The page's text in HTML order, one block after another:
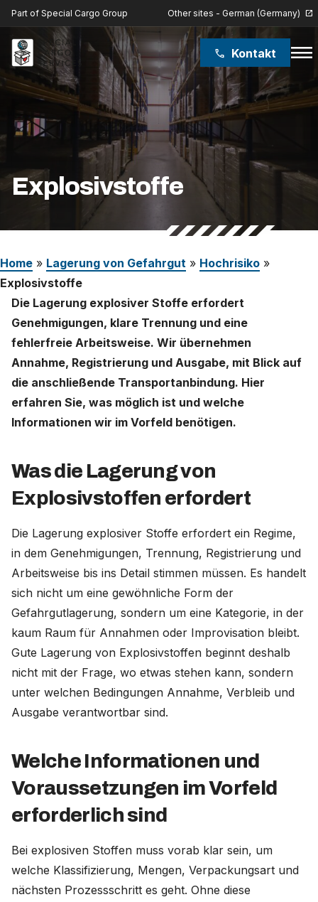
Part of Special Cargo Group Other sites - German (Germany) open_in_new
phone Kontakt menu
Explosivstoffe
Home » Lagerung von Gefahrgut » Hochrisiko »
Explosivstoffe
Die Lagerung explosiver Stoffe erfordert
Genehmigungen, klare Trennung und eine
fehlerfreie Arbeitsweise. Wir übernehmen
Annahme, Registrierung und Ausgabe, mit Blick auf
die anschließende Transportanbindung. Hier
erfahren Sie, was möglich ist und welche
Informationen wir im Vorfeld benötigen.
Was die Lagerung von
Explosivstoffen erfordert
Die Lagerung explosiver Stoffe erfordert ein Regime,
in dem Genehmigungen, Trennung, Registrierung und
Arbeitsweise bis ins Detail stimmen müssen. Es handelt
sich nicht um eine gewöhnliche Form der
Gefahrgutlagerung, sondern um eine Kategorie, in der
kaum Raum für Annahmen oder Improvisation bleibt.
Gute Lagerung von Explosivstoffen beginnt deshalb
nicht mit der Frage, wo etwas stehen kann, sondern
unter welchen Bedingungen Annahme, Verbleib und
Ausgabe verantwortbar sind.
Welche Informationen und
Voraussetzungen im Vorfeld
erforderlich sind
Bei explosiven Stoffen muss vorab klar sein, um
welche Klassifizierung, Mengen, Verpackungsart und
nächsten Prozessschritt es geht. Ohne diese
Special Cargo Group
Special Cargo College
Isologic
Über uns
Karriere
Deutschland (Deutsch)
Nederland (Nederlands)
The Netherlands (English)